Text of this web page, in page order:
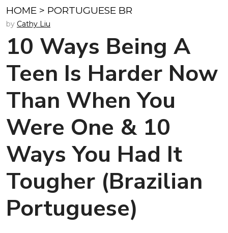
HOME > PORTUGUESE BR
by Cathy Liu
10 Ways Being A
Teen Is Harder Now
Than When You
Were One & 10
Ways You Had It
Tougher (Brazilian
Portuguese)